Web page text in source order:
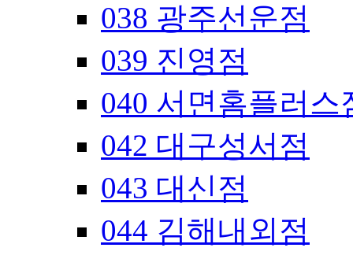
038 광주선운점
039 진영점
040 서면홈플러스
042 대구성서점
043 대신점
044 김해내외점